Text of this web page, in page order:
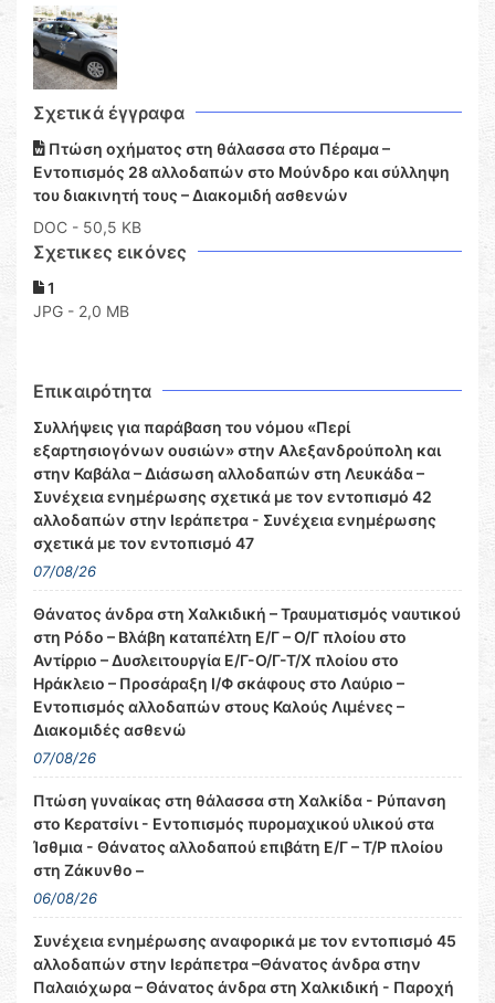
Σχετικά έγγραφα
Πτώση οχήματος στη θάλασσα στο Πέραμα –
Εντοπισμός 28 αλλοδαπών στο Μούνδρο και σύλληψη
του διακινητή τους – Διακομιδή ασθενών
DOC - 50,5 KB
Σχετικες εικόνες
1
JPG - 2,0 MB
Επικαιρότητα
Συλλήψεις για παράβαση του νόμου «Περί
εξαρτησιογόνων ουσιών» στην Αλεξανδρούπολη και
στην Καβάλα – Διάσωση αλλοδαπών στη Λευκάδα –
Συνέχεια ενημέρωσης σχετικά με τον εντοπισμό 42
αλλοδαπών στην Ιεράπετρα - Συνέχεια ενημέρωσης
σχετικά με τον εντοπισμό 47
07/08/26
Θάνατος άνδρα στη Χαλκιδική – Τραυματισμός ναυτικού
στη Ρόδο – Βλάβη καταπέλτη Ε/Γ – Ο/Γ πλοίου στο
Αντίρριο – Δυσλειτουργία Ε/Γ-Ο/Γ-Τ/Χ πλοίου στο
Ηράκλειο – Προσάραξη Ι/Φ σκάφους στο Λαύριο –
Εντοπισμός αλλοδαπών στους Καλούς Λιμένες –
Διακομιδές ασθενώ
07/08/26
Πτώση γυναίκας στη θάλασσα στη Χαλκίδα - Ρύπανση
στο Κερατσίνι - Εντοπισμός πυρομαχικού υλικού στα
Ίσθμια - Θάνατος αλλοδαπού επιβάτη Ε/Γ – Τ/Ρ πλοίου
στη Ζάκυνθο –
06/08/26
Συνέχεια ενημέρωσης αναφορικά με τον εντοπισμό 45
αλλοδαπών στην Ιεράπετρα –Θάνατος άνδρα στην
Παλαιόχωρα – Θάνατος άνδρα στη Χαλκιδική - Παροχή